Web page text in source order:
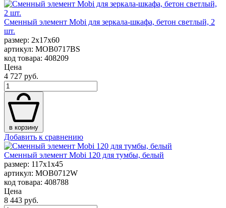
Сменный элемент Mobi для зеркала-шкафа, бетон светлый, 2
шт.
размер: 2x17x60
артикул: MOB0717BS
код товара: 408209
Цена
4 727 руб.
в корзину
Добавить к сравнению
Сменный элемент Mobi 120 для тумбы, белый
размер: 117x1x45
артикул: MOB0712W
код товара: 408788
Цена
8 443 руб.